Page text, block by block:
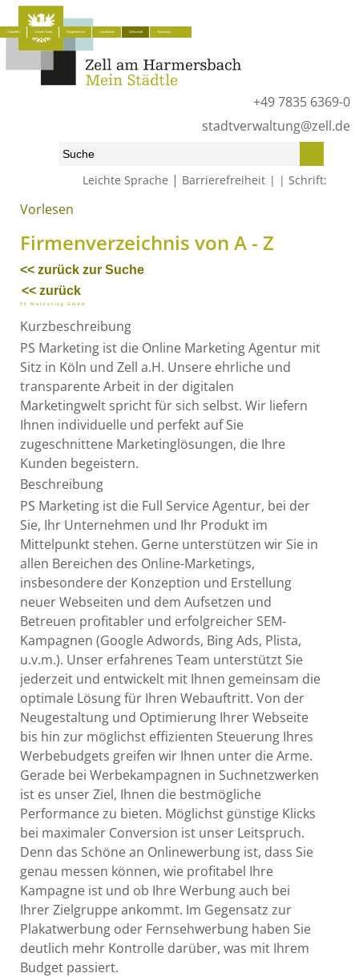
+49 7835 6369-0
stadtverwaltung@zell.de
Leichte Sprache | Barrierefreiheit Schrift:
Aktuelles Unsere Stadt Bürgerservice Lokalpolitik Wirtschaft Tourismus
Start» Wirtschaft» Firmenverzeichnis von A - Z
Vorlesen
Firmenverzeichnis von A - Z
<< zurück zur Suche
<< zurück
PS Marketing GmbH
Kurzbeschreibung
PS Marketing ist die Online Marketing Agentur mit
Sitz in Köln und Zell a.H. Unsere ehrliche und
transparente Arbeit in der digitalen
Marketingwelt spricht für sich selbst. Wir liefern
Ihnen individuelle und perfekt auf Sie
zugeschnittene Marketinglösungen, die Ihre
Kunden begeistern.
Beschreibung
PS Marketing ist die Full Service Agentur, bei der
Sie, Ihr Unternehmen und Ihr Produkt im
Mittelpunkt stehen. Gerne unterstützen wir Sie in
allen Bereichen des Online-Marketings,
insbesondere der Konzeption und Erstellung
neuer Webseiten und dem Aufsetzen und
Betreuen profitabler und erfolgreicher SEM-
Kampagnen (Google Adwords, Bing Ads, Plista,
u.v.m.). Unser erfahrenes Team unterstützt Sie
jederzeit und entwickelt mit Ihnen gemeinsam die
optimale Lösung für Ihren Webauftritt. Von der
Neugestaltung und Optimierung Ihrer Webseite
bis hin zur möglichst effizienten Steuerung Ihres
Werbebudgets greifen wir Ihnen unter die Arme.
Gerade bei Werbekampagnen in Suchnetzwerken
ist es unser Ziel, Ihnen die bestmögliche
Performance zu bieten. Möglichst günstige Klicks
bei maximaler Conversion ist unser Leitspruch.
Denn das Schöne an Onlinewerbung ist, dass Sie
genau messen können, wie profitabel Ihre
Kampagne ist und ob Ihre Werbung auch bei
Ihrer Zielgruppe ankommt. Im Gegensatz zur
Plakatwerbung oder Fernsehwerbung haben Sie
deutlich mehr Kontrolle darüber, was mit Ihrem
Budget passiert.